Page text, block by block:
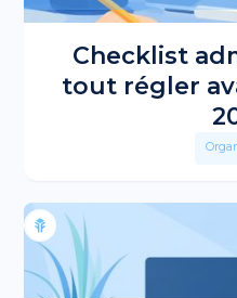
Checklist
tout régler